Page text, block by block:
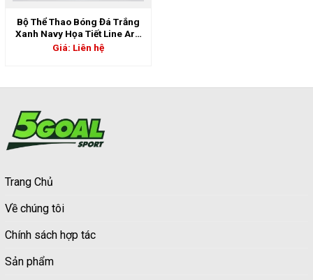
Bộ Thể Thao Bóng Đá Trắng
Xanh Navy Họa Tiết Line Art |
5GS-06817
Giá: Liên hệ
Trang Chủ
Về chúng tôi
Chính sách hợp tác
Sản phẩm